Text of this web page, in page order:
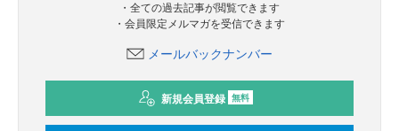
・全ての過去記事が閲覧できます
・会員限定メルマガを受信できます
メールバックナンバー
新規会員登録 無料